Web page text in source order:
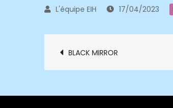
17/04/2023
Navigation
BLACK MIRROR